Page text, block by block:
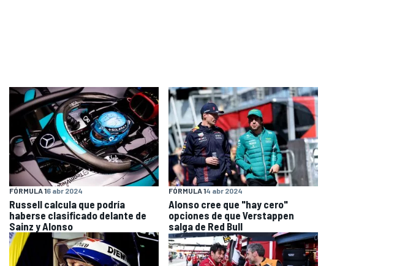
FÓRMULA 16 abr 2024
Russell calcula que podría
haberse clasificado delante de
Sainz y Alonso
FÓRMULA 14 abr 2024
Alonso cree que "hay cero"
opciones de que Verstappen
salga de Red Bull